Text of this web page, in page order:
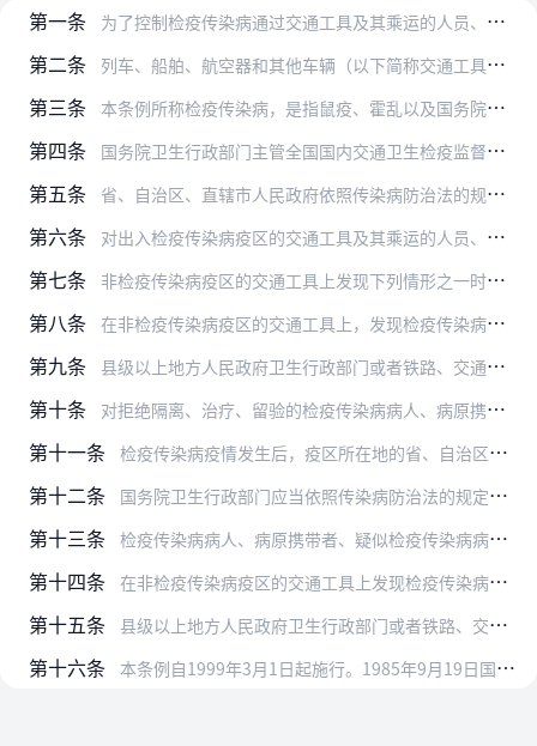
第一条 为了控制检疫传染病通过交通工具及其乘运的人员、物资传播，防止检疫传染病流行，保障人体健康，依照《中华人民共和国传染病防治法》（以下简称传染病防治法）的规定，制定…
第二条 列车、船舶、航空器和其他车辆（以下简称交通工具）出入检疫传染病疫区和在非检疫传染病疫区的交通工具上发现检疫传染病疫情时，依照本条例对交通工具及其乘运的人员、物资…
第三条 本条例所称检疫传染病，是指鼠疫、霍乱以及国务院确定并公布的其他传染病。检疫传染病的诊断标准，按照国家有关卫生标准和国务院卫生行政部门的规定执行。
第四条 国务院卫生行政部门主管全国国内交通卫生检疫监督管理工作。县级以上地方人民政府卫生行政部门负责本行政区域内的国内交通卫生检疫监督管理工作。铁路、交通、民用航空行政…
第五条 省、自治区、直辖市人民政府依照传染病防治法的规定，确定检疫传染病疫区，并决定对出入疫区的交通工具及其乘运的人员、物资实施交通卫生检疫。
第六条 对出入检疫传染病疫区的交通工具及其乘运的人员、物资，县级以上地方人民政府卫生行政部门或者铁路、交通、民用航空行政主管部门的卫生主管机构根据各自的职责，有权采取下…
第七条 非检疫传染病疫区的交通工具上发现下列情形之一时，县级以上地方人民政府卫生行政部门或者铁路、交通、民用航空行政主管部门的卫生主管机构根据各自的职责，有权对交通工具…
第八条 在非检疫传染病疫区的交通工具上，发现检疫传染病病人、病原携带者、疑似检疫传染病病人时，交通工具负责人应当组织有关人员采取下列临时措施：
第九条 县级以上地方人民政府卫生行政部门或者铁路、交通、民用航空行政主管部门的卫生主管机构，根据各自的职责，对出入检疫传染病疫区的或者在非检疫传染病疫区发现检疫传染病疫…
第十条 对拒绝隔离、治疗、留验的检疫传染病病人、病原携带者、疑似检疫传染病病人和与其密切接触者，以及拒绝检查和卫生处理的可能传播检疫传染病的交通工具、停靠场所及物资，县…
第十一条 检疫传染病疫情发生后，疫区所在地的省、自治区、直辖市人民政府卫生行政部门应当向有关铁路、交通、民用航空行政主管部门的卫生主管机构通报疫情。铁路、交通、民用航空行…
第十二条 国务院卫生行政部门应当依照传染病防治法的规定，加强对检疫传染病防治的监督管理，会同国务院铁路、交通、民用航空行政主管部门，依照本条例的规定，拟订国内交通卫生检疫…
第十三条 检疫传染病病人、病原携带者、疑似检疫传染病病人和与其密切接触者隐瞒真实情况、逃避交通卫生检疫的，由县级以上地方人民政府卫生行政部门或者铁路、交通、民用航空行政主…
第十四条 在非检疫传染病疫区的交通工具上发现检疫传染病病人、病原携带者、疑似检疫传染病病人时，交通工具负责人未依照本条例规定采取措施的，由县级以上地方人民政府卫生行政部门…
第十五条 县级以上地方人民政府卫生行政部门或者铁路、交通、民用航空行政主管部门的卫生主管机构，对发现的检疫传染病病人、病原携带者、疑似检疫传染病病人和与其密切接触者，未依…
第十六条 本条例自1999年3月1日起施行。1985年9月19日国务院批准、1985年10月12日铁道部、卫生部公布的《铁路交通检疫管理办法》同时废止。